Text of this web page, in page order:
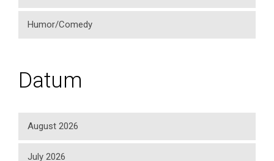
Humor/Comedy
Datum
August 2026
July 2026